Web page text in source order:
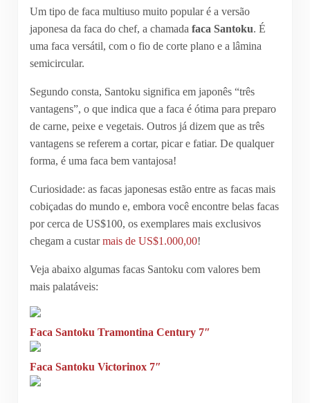
Um tipo de faca multiuso muito popular é a versão
japonesa da faca do chef, a chamada faca Santoku. É
uma faca versátil, com o fio de corte plano e a lâmina
semicircular.
Segundo consta, Santoku significa em japonês “três
vantagens”, o que indica que a faca é ótima para preparo
de carne, peixe e vegetais. Outros já dizem que as três
vantagens se referem a cortar, picar e fatiar. De qualquer
forma, é uma faca bem vantajosa!
Curiosidade: as facas japonesas estão entre as facas mais
cobiçadas do mundo e, embora você encontre belas facas
por cerca de US$100, os exemplares mais exclusivos
chegam a custarmais de US$1.000,00!
Veja abaixo algumas facas Santoku com valores bem
mais palatáveis:
Faca Santoku Tramontina Century 7″
Faca Santoku Victorinox 7″